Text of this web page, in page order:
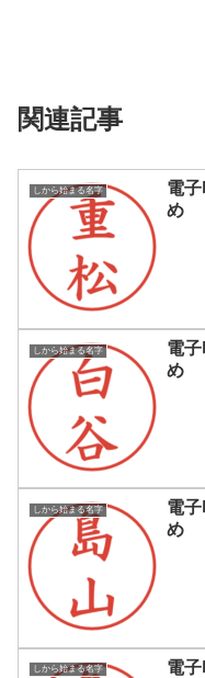
関連記事
しから始まる名字
電
め
しから始まる名字
電
め
しから始まる名字
電
め
しから始まる名字
電